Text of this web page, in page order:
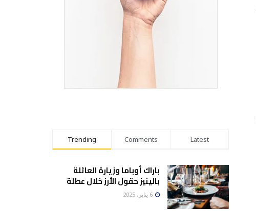
Trending Comments Latest
باراك أوباما وزيارة العائلة
بالينيز حقول الأرز خلال عطلة